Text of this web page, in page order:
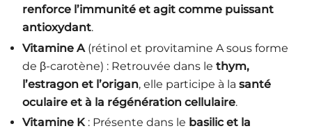
renforce l’immunité et agit comme puissant
antioxydant.
Vitamine A (rétinol et provitamine A sous forme
de β-carotène) : Retrouvée dans le thym,
l’estragon et l’origan, elle participe à la santé
oculaire et à la régénération cellulaire.
Vitamine K: Présente dans le basilic et la